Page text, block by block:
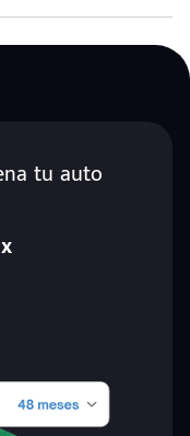
tu auto